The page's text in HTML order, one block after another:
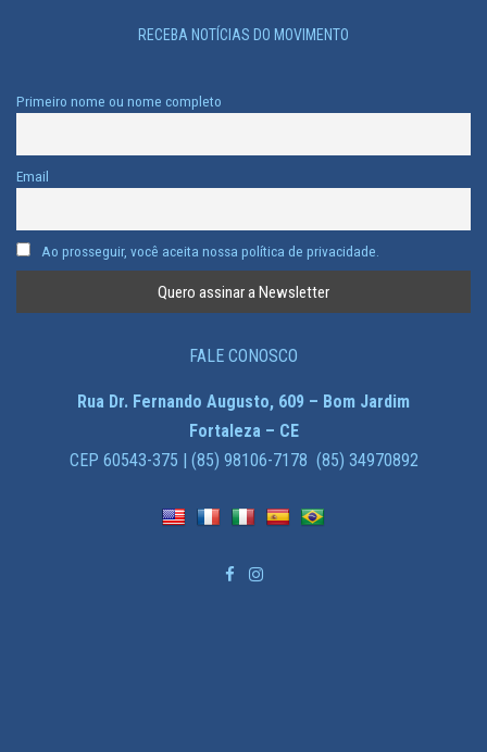
RECEBA NOTÍCIAS DO MOVIMENTO
Primeiro nome ou nome completo
Email
Ao prosseguir, você aceita nossa política de privacidade.
FALE CONOSCO
Rua Dr. Fernando Augusto, 609 – Bom Jardim
Fortaleza – CE
CEP 60543-375 | (85) 98106-7178 (85) 34970892